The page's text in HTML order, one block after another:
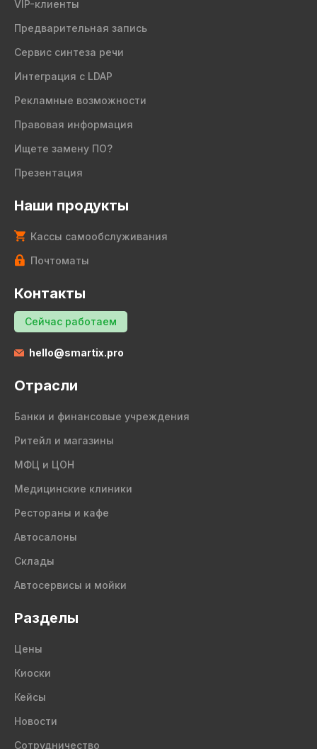
VIP-клиенты
Предварительная запись
Сервис синтеза речи
Интеграция с LDAP
Рекламные возможности
Правовая информация
Ищете замену ПО?
Презентация
Наши продукты
Кассы самообслуживания
Почтоматы
Контакты
Сейчас работаем
hello@smartix.pro
Отрасли
Банки и финансовые учреждения
Ритейл и магазины
МФЦ и ЦОН
Медицинские клиники
Рестораны и кафе
Автосалоны
Склады
Автосервисы и мойки
Разделы
Цены
Киоски
Кейсы
Новости
Сотрудничество